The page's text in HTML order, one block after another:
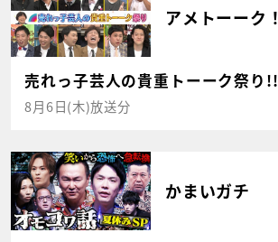
アメトーーク！
売れっ子芸人の貴重トーーク祭り!!
8月6日(木)放送分
かまいガチ